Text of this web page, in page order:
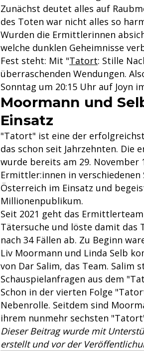
Zunächst deutet alles auf
des Toten war nicht alles so
Wurden die Ermittlerinnen
welche dunklen Geheimnisse
Fest steht: Mit "Tatort: Stille
überraschenden Wendungen.
Sonntag um 20:15 Uhr auf Joyn
Moormann und
Einsatz
"Tatort" ist eine der
das schon seit Jahrzehnten. Die
wurde bereits am 29. November
Ermittler:innen in
Österreich im Einsatz und
Millionenpublikum.
Seit 2021 geht das
Tätersuche und löste damit das
nach 34 Fällen ab. Zu Beginn
Liv Moormann und Linda Selb
von Dar Salim, das Team. Salim
Schauspielanfragen aus dem
Schon in der vierten Folge
Nebenrolle. Seitdem sind
ihrem nunmehr sechsten
Dieser Beitrag wurde mit
erstellt und vor der